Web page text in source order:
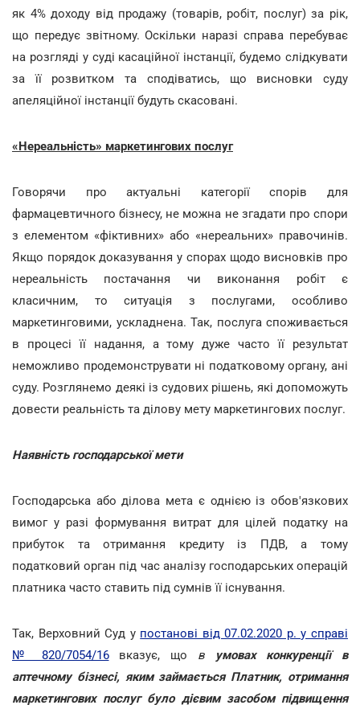
як 4% доходу від продажу (товарів, робіт, послуг) за рік,
що передує звітному. Оскільки наразі справа перебуває
на розгляді у суді касаційної інстанції, будемо слідкувати
за її розвитком та сподіватись, що висновки суду
апеляційної інстанції будуть скасовані.
«Нереальність» маркетингових послуг
Говорячи про актуальні категорії спорів для
фармацевтичного бізнесу, не можна не згадати про спори
з елементом «фіктивних» або «нереальних» правочинів.
Якщо порядок доказування у спорах щодо висновків про
нереальність постачання чи виконання робіт є
класичним, то ситуація з послугами, особливо
маркетинговими, ускладнена. Так, послуга споживається
в процесі її надання, а тому дуже часто її результат
неможливо продемонструвати ні податковому органу, ані
суду. Розглянемо деякі із судових рішень, які допоможуть
довести реальність та ділову мету маркетингових послуг.
Наявність господарської мети
Господарська або ділова мета є однією із обов'язкових
вимог у разі формування витрат для цілей податку на
прибуток та отримання кредиту із ПДВ, а тому
податковий орган під час аналізу господарських операцій
платника часто ставить під сумнів її існування.
Так, Верховний Суд у постанові від 07.02.2020 р. у справі
№ 820/7054/16вказує, що в
умовах конкуренції в
аптечному бізнесі, яким займається Платник, отримання
маркетингових послуг було дієвим засобом підвищення